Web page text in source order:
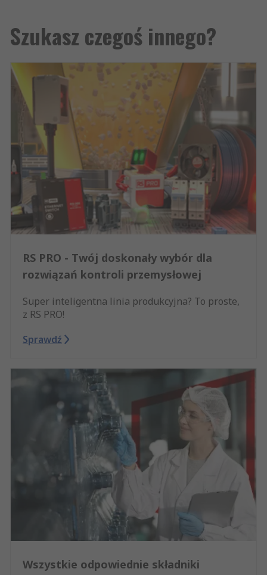
Szukasz czegoś innego?
RS PRO - Twój doskonały wybór dla
rozwiązań kontroli przemysłowej
Super inteligentna linia produkcyjna? To proste,
z RS PRO!
Sprawdź
Wszystkie odpowiednie składniki